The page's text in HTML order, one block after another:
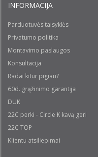
INFORMACIJA
Parduotuvės taisyklės
Privatumo politika
Montavimo paslaugos
Konsultacija
Radai kitur pigiau?
60d. grąžinimo garantija
DUK
22C perki - Circle K kavą geri
22C TOP
Klientu atsiliepimai